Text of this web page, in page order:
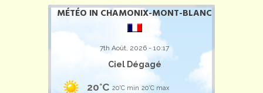
MÉTÉO IN CHAMONIX-MONT-BLANC
7th Août, 2026 - 10:17
Ciel Dégagé
20°C 20°C min 20°C max